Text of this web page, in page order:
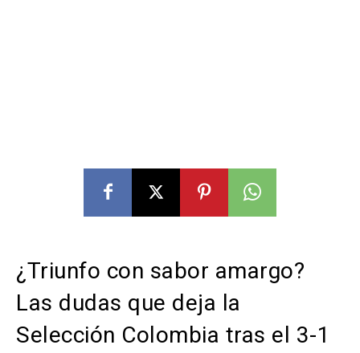
¿Triunfo con sabor amargo?
Las dudas que deja la
Selección Colombia tras el 3-1